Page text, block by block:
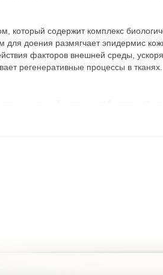
который содержит комплекс
доения размягчает эпидермис
факторов внешней среды,
регенеративные процессы в тканях.